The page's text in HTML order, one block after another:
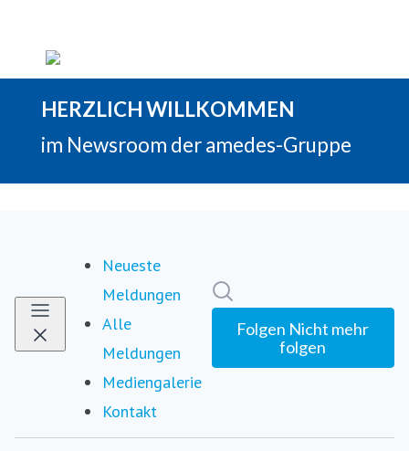
Neueste
Meldungen
Alle
Meldungen
Mediengalerie
Kontakt
Folgen Nicht mehr
folgen